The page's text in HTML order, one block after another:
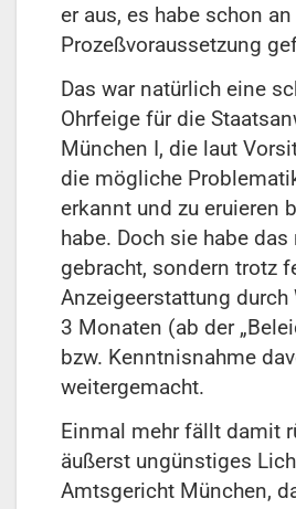
er aus, es habe schon
Prozeßvoraussetzung
Das war natürlich eine
Ohrfeige für die
München I, die laut
die mögliche
erkannt und zu eruieren
habe. Doch sie habe
gebracht, sondern trotz
Anzeigeerstattung durch
3 Monaten (ab der
bzw. Kenntnisnahme
weitergemacht.
Einmal mehr fällt damit
äußerst ungünstiges
Amtsgericht München,